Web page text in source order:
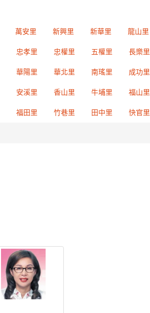
萬安里 新興里 新華里 龍山里
忠孝里 忠權里 五權里 長樂里
華陽里 華北里 南瑤里 成功里
安溪里 香山里 牛埔里 福山里
福田里 竹巷里 田中里 快官里